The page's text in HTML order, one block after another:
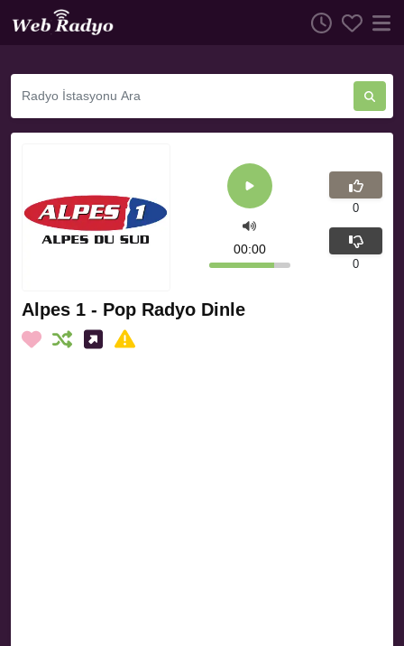
Alpes 1 - Pop Radyo Dinle
00:00
0
0